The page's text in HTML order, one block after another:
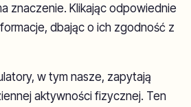
znaczenie. Klikając odpowiednie
dbając o ich zgodność z
w tym nasze, zapytają
aktywności fizycznej. Ten